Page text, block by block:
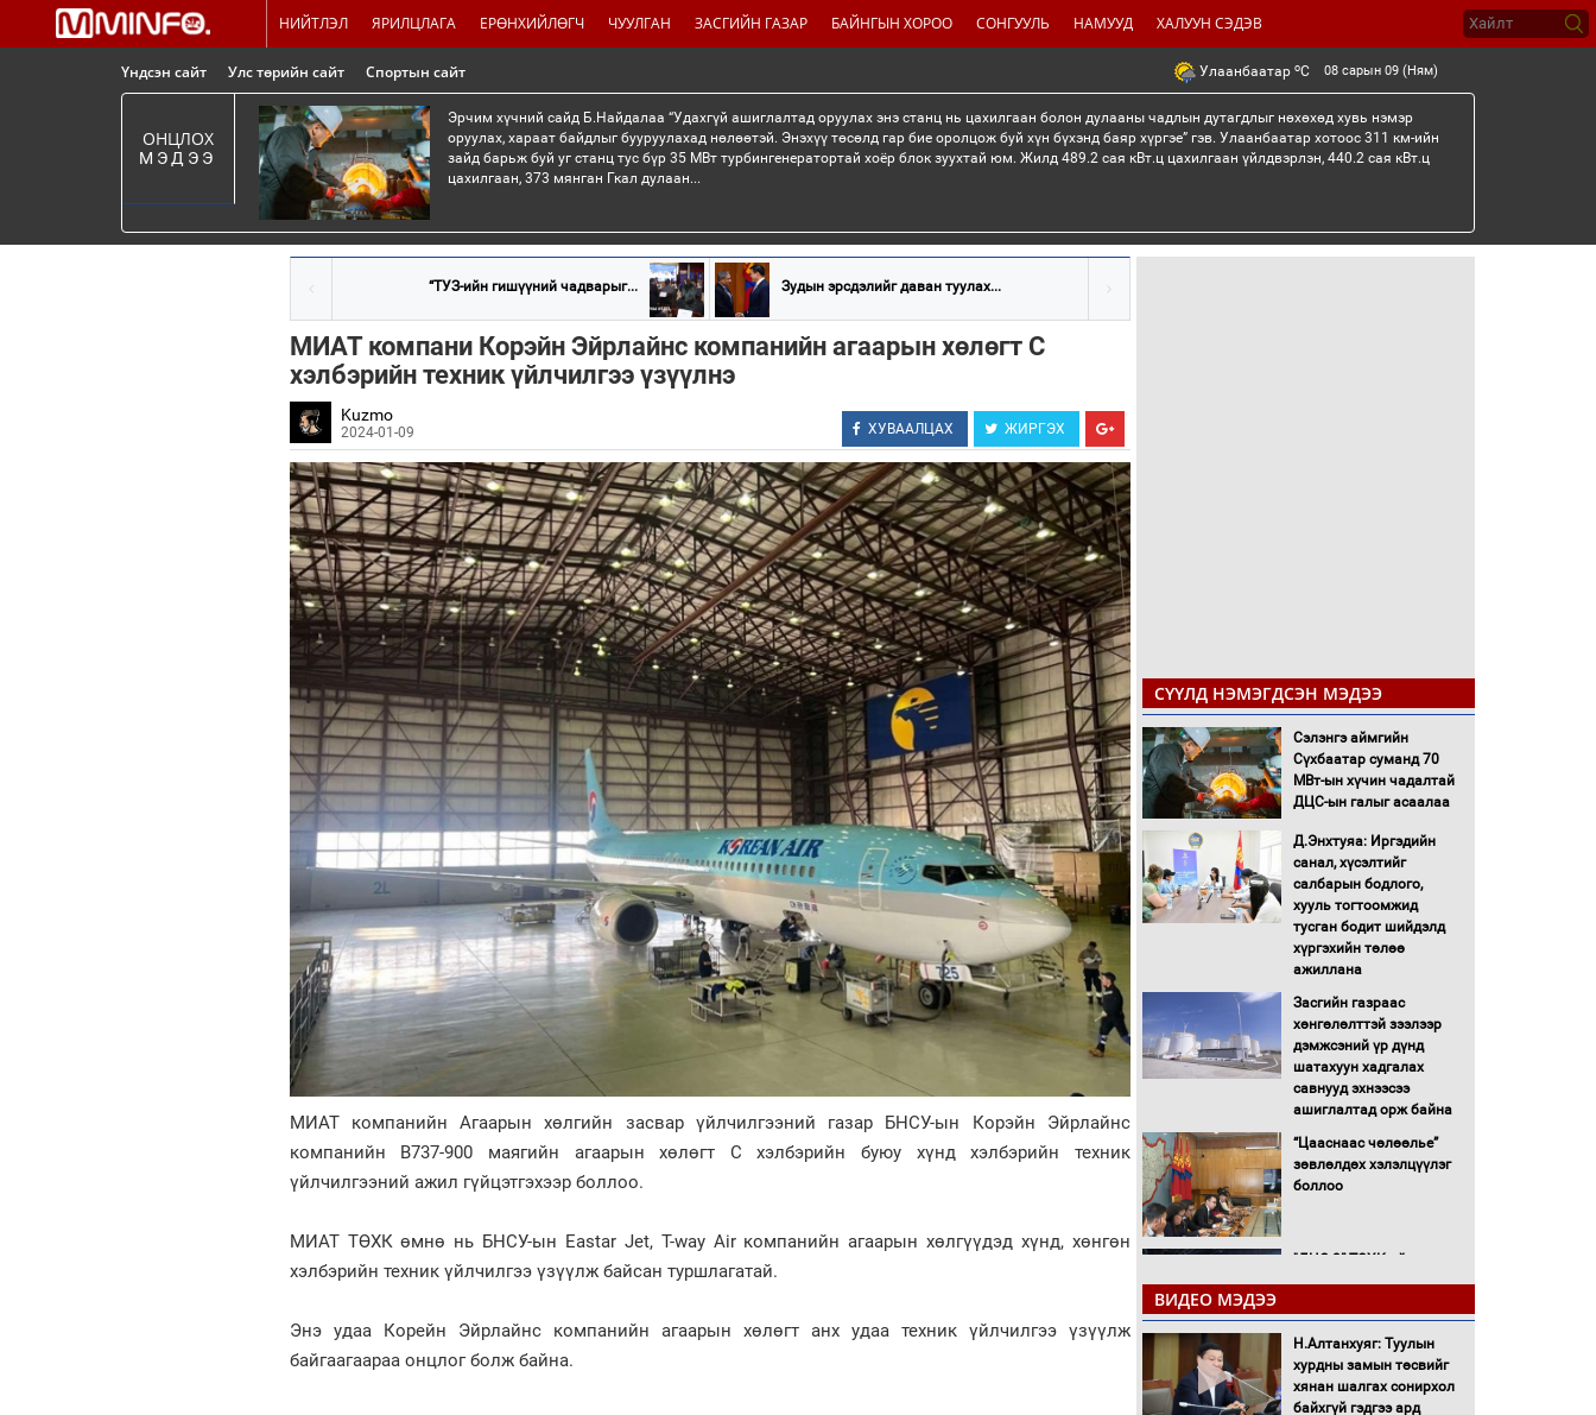
НИЙТЛЭЛ ЯРИЛЦЛАГА ЕРӨНХИЙЛӨГЧ ЧУУЛГАН ЗАСГИЙН ГАЗАР БАЙНГЫН ХОРОО СОНГУУЛЬ НАМУУД ХАЛУУН СЭДЭВ
Үндсэн сайт Улс төрийн сайт Спортын сайт Улаанбаатар oC 08 сарын 09 (Ням)
ОНЦЛОХ
МЭДЭЭ
Эрчим хүчний сайд Б.Найдалаа “Удахгүй ашиглалтад оруулах энэ станц нь цахилгаан болон дулааны чадлын дутагдлыг нөхөхөд хувь нэмэр
оруулах, хараат байдлыг бууруулахад нөлөөтэй. Энэхүү төсөлд гар бие оролцож буй хүн бүхэнд баяр хүргэе” гэв. Улаанбаатар хотоос 311 км-ийн
зайд барьж буй уг станц тус бүр 35 МВт турбингенератортай хоёр блок зуухтай юм. Жилд 489.2 сая кВт.ц цахилгаан үйлдвэрлэн, 440.2 сая кВт.ц
цахилгаан, 373 мянган Гкал дулаан...
“ТУЗ-ийн гишүүний чадварыг... Зудын эрсдэлийг даван туулах...
МИАТ компани Корэйн Эйрлайнс компанийн агаарын хөлөгт C
хэлбэрийн техник үйлчилгээ үзүүлнэ
Kuzmo
2024-01-09 ХУВААЛЦАХ ЖИРГЭХ
МИАТ компанийн Агаарын хөлгийн засвар үйлчилгээний газар БНСУ-ын Корэйн Эйрлайнс
компанийн В737-900 маягийн агаарын хөлөгт С хэлбэрийн буюу хүнд хэлбэрийн техник
үйлчилгээний ажил гүйцэтгэхээр боллоо.
МИАТ ТӨХК өмнө нь БНСУ-ын Eastar Jet, T-way Air компанийн агаарын хөлгүүдэд хүнд, хөнгөн
хэлбэрийн техник үйлчилгээ үзүүлж байсан туршлагатай.
Энэ удаа Корейн Эйрлайнс компанийн агаарын хөлөгт анх удаа техник үйлчилгээ үзүүлж
байгаагаараа онцлог болж байна.
СҮҮЛД НЭМЭГДСЭН МЭДЭЭ
Сэлэнгэ аймгийн
Сүхбаатар суманд 70
МВт-ын хүчин чадалтай
ДЦС-ын галыг асаалаа
Д.Энхтуяа: Иргэдийн
санал, хүсэлтийг
салбарын бодлого,
хууль тогтоомжид
тусган бодит шийдэлд
хүргэхийн төлөө
ажиллана
Засгийн газраас
хөнгөлөлттэй зээлээр
дэмжсэний үр дүнд
шатахуун хадгалах
савнууд эхнээсээ
ашиглалтад орж байна
“Цааснаас чөлөөлье”
зөвлөлдөх хэлэлцүүлэг
боллоо
"ДЦС-3” ТӨХК-ийн нэн
шаардлагатай
шинэчлэлийн төсвийг
шийдвэрлэхээр болов
УИХ-ын дарга
С.Бямбацогт Сутай
ВИДЕО МЭДЭЭ
Н.Алтанхуяг: Туулын
хурдны замын төсвийг
хянан шалгах сонирхол
байхгүй гэдгээ ард